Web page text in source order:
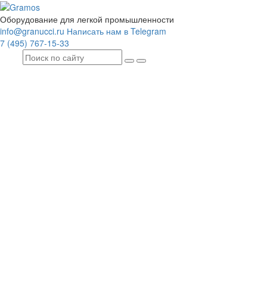
Оборудование для легкой промышленности
info@granucci.ru Написать нам в Telegram
7 (495) 767-15-33